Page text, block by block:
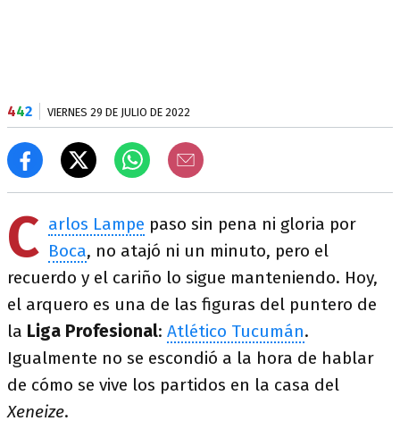
442 VIERNES 29 DE JULIO DE 2022
C arlos Lampe paso sin pena ni gloria por
Boca, no atajó ni un minuto, pero el
recuerdo y el cariño lo sigue manteniendo. Hoy,
el arquero es una de las figuras del puntero de
la Liga Profesional: Atlético Tucumán.
Igualmente no se escondió a la hora de hablar
de cómo se vive los partidos en la casa del
Xeneize.